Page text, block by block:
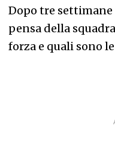
Dopo tre settimane
pensa della
forza e quali sono